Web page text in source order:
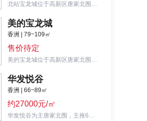
北站宝龙城位于高新区唐家北围片区，主推67-83㎡优质户型，精装均价约2.4万/㎡。
美的宝龙城
香洲 | 79~109㎡
售价待定
美的宝龙城位于高新区唐家北围片区，主推79-99㎡三至四房，精装均价约3万/㎡。
华发悦谷
香洲 | 66~89㎡
约27000元/㎡
华发悦谷为主唐家北围，主推66-89㎡二至三房，均价约2.8-3.1万元/㎡，毛坯交楼。